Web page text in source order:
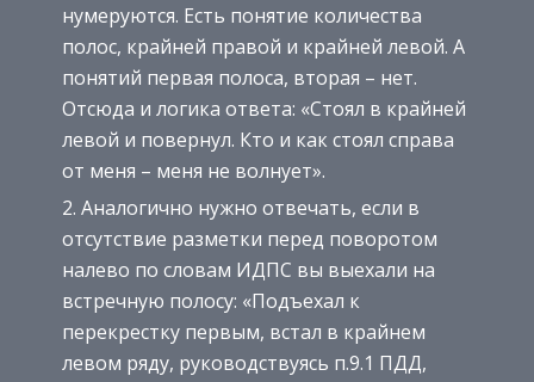
нумеруются. Есть понятие количества
полос, крайней правой и крайней левой. А
понятий первая полоса, вторая – нет.
Отсюда и логика ответа: «Стоял в крайней
левой и повернул. Кто и как стоял справа
от меня – меня не волнует».
Аналогично нужно отвечать, если в
отсутствие разметки перед поворотом
налево по словам ИДПС вы выехали на
встречную полосу: «Подъехал к
перекрестку первым, встал в крайнем
левом ряду, руководствуясь п.9.1 ПДД,